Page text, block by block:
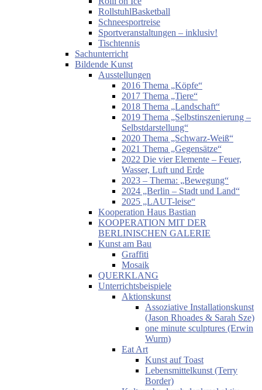
RollstuhlBasketball
Schneesportreise
Sportveranstaltungen – inklusiv!
Tischtennis
Sachunterricht
Bildende Kunst
Ausstellungen
2016 Thema „Köpfe“
2017 Thema „Tiere“
2018 Thema „Landschaft“
2019 Thema „Selbstinszenierung –
Selbstdarstellung“
2020 Thema „Schwarz-Weiß“
2021 Thema „Gegensätze“
2022 Die vier Elemente – Feuer,
Wasser, Luft und Erde
2023 – Thema: „Bewegung“
2024 „Berlin – Stadt und Land“
2025 „LAUT-leise“
Kooperation Haus Bastian
KOOPERATION MIT DER
BERLINISCHEN GALERIE
Kunst am Bau
Graffiti
Mosaik
QUERKLANG
Unterrichtsbeispiele
Aktionskunst
Assoziative Installationskunst
(Jason Rhoades & Sarah Sze)
one minute sculptures (Erwin
Wurm)
Eat Art
Kunst auf Toast
Lebensmittelkunst (Terry
Border)